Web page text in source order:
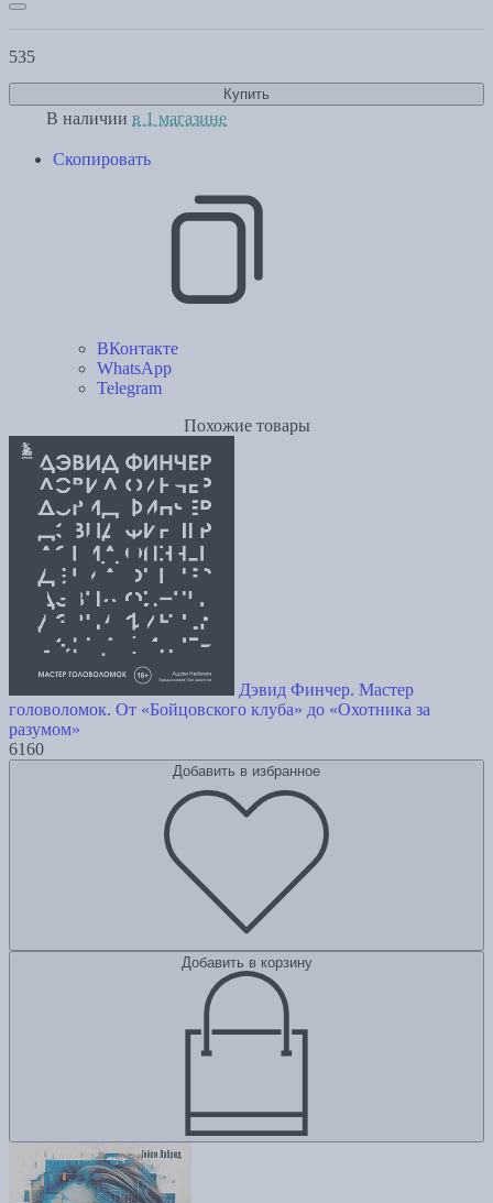
535
Купить
В наличии в 1 магазине
Скопировать
ВКонтакте
WhatsApp
Telegram
Похожие товары
Дэвид Финчер. Мастер
головоломок. От «Бойцовского клуба» до «Охотника за
разумом»
6160
Добавить в избранное
Добавить в корзину